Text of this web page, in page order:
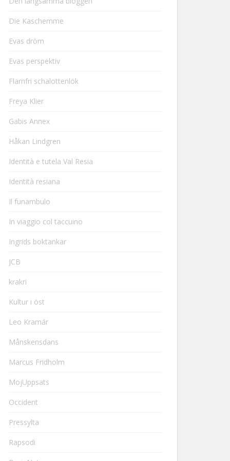
Die Kaschemme
Evas dröm
Evas perspektiv
Flarnfri schalottenlök
Freya Klier
Gabis Annex
Håkan Lindgren
Identità e tutela Val Resia
Identità resiana
Il funambulo
In viaggio col taccuino
Ingrids boktankar
JCB
krakri
Kultur i öst
Leo Kramár
Månskensdans
Marcus Fridholm
MojUppsats
Occident
Pressylta
Rapsodi